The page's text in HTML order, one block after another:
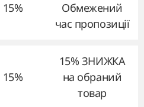
15%
Обмежений
час пропозиції
15%
15% ЗНИЖКА
на обраний
товар